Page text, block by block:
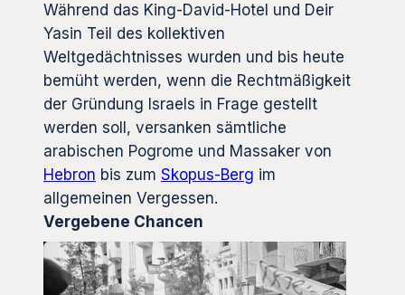
Während das King-David-Hotel und Deir
Yasin Teil des kollektiven
Weltgedächtnisses wurden und bis heute
bemüht werden, wenn die Rechtmäßigkeit
der Gründung Israels in Frage gestellt
werden soll, versanken sämtliche
arabischen Pogrome und Massaker von
Hebron bis zum Skopus-Berg im
allgemeinen Vergessen.
Vergebene Chancen